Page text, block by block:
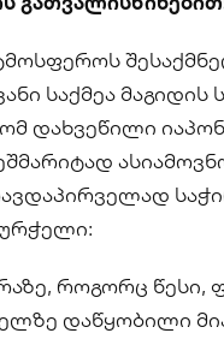
საქმეა მაგიდის
დახვეწილი
როგორც წესი,
დაწყობილი